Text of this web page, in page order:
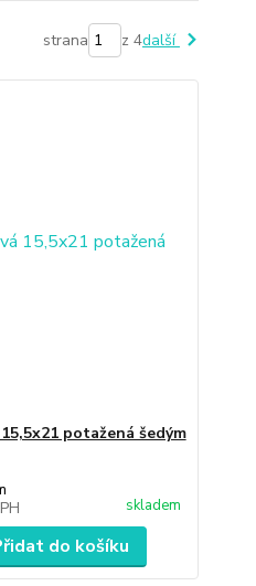
strana z 4další
potažená šedým
skladem
do košíku